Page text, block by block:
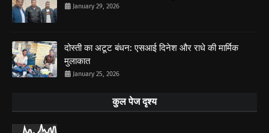
January 29, 2026
दोस्ती का अटूट बंधन: एसआई दिनेश और राधे की मार्मिक
मुलाकात
January 25, 2026
कुल पेज दृश्य